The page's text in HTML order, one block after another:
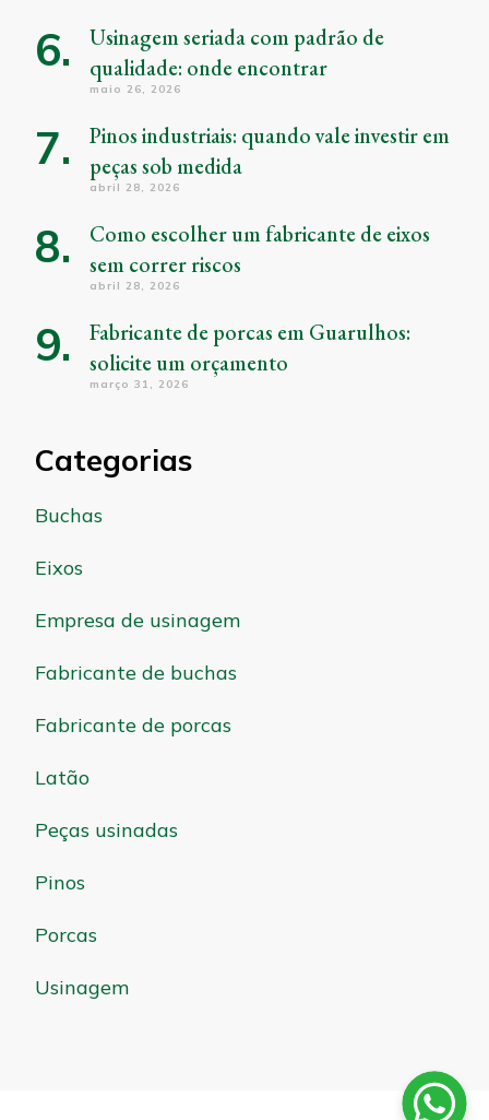
Usinagem seriada com padrão de
qualidade: onde encontrar
maio 26, 2026
Pinos industriais: quando vale investir em
peças sob medida
abril 28, 2026
Como escolher um fabricante de eixos
sem correr riscos
abril 28, 2026
Fabricante de porcas em Guarulhos:
solicite um orçamento
março 31, 2026
Categorias
Buchas
Eixos
Empresa de usinagem
Fabricante de buchas
Fabricante de porcas
Latão
Peças usinadas
Pinos
Porcas
Usinagem